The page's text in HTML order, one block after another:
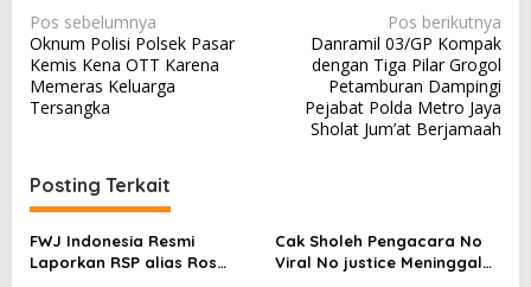
N
a
v
i
a
s
i
Pos sebelumnya
Oknum Polisi Polsek Pasar
Kemis Kena OTT Karena
Memeras Keluarga
Tersangka
Pos berikutnya
Danramil 03/GP Kompak
dengan Tiga Pilar Grogol
Petamburan Dampingi
Pejabat Polda Metro Jaya
Sholat Jum’at Berjamaah
Posting Terkait
FWJ Indonesia Resmi
Laporkan RSP alias Ros
Cak Sholeh Pengacara No
Viral No justice Meninggal